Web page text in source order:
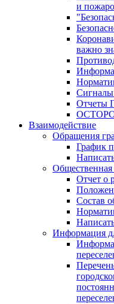
и
важно
Отчеты
Взаимодействие
Обращения
График
Общественная
Отчет о
Состав
Информация